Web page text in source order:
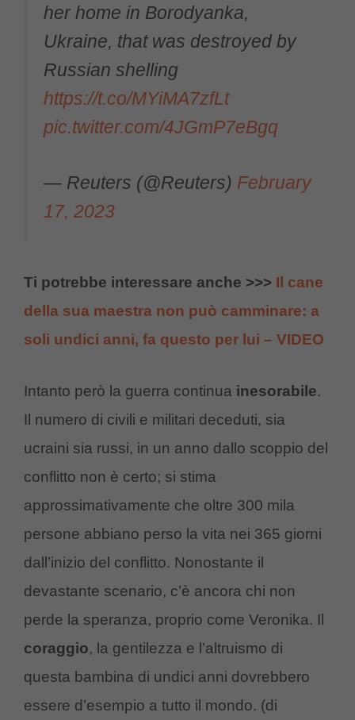
her home in Borodyanka,
Ukraine, that was destroyed by
Russian shelling
https://t.co/MYiMA7zfLt
pic.twitter.com/4JGmP7eBgq
— Reuters (@Reuters) February
17, 2023
Ti potrebbe interessare anche >>> Il cane
della sua maestra non può camminare: a
soli undici anni, fa questo per lui – VIDEO
Intanto però la guerra continua inesorabile.
Il numero di civili e militari deceduti, sia
ucraini sia russi, in un anno dallo scoppio del
conflitto non è certo; si stima
approssimativamente che oltre 300 mila
persone abbiano perso la vita nei 365 giorni
dall’inizio del conflitto. Nonostante il
devastante scenario, c’è ancora chi non
perde la speranza, proprio come Veronika. Il
coraggio, la gentilezza e l’altruismo di
questa bambina di undici anni dovrebbero
essere d’esempio a tutto il mondo. (di